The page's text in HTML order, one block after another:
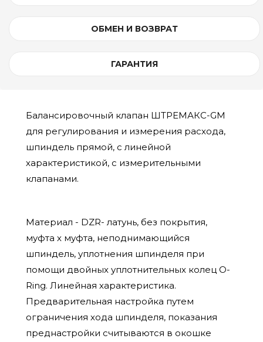
ОБМЕН И ВОЗВРАТ
ГАРАНТИЯ
Балансировочный клапан ШТРЕМАКС-GM
для регулирования и измерения расхода,
шпиндель прямой, с линейной
характеристикой, с измерительными
клапанами.
Материал - DZR- латунь, без покрытия,
муфта х муфта, неподнимающийся
шпиндель, уплотнения шпинделя при
помощи двойных уплотнительных колец O-
Ring. Линейная характеристика.
Предварительная настройка путем
ограничения хода шпинделя, показания
преднастройки считываются в окошке